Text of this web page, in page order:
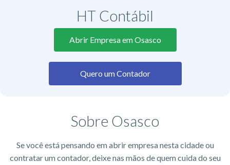
HT Contábil
Abrir Empresa em Osasco
Quero um Contador
Sobre Osasco
Se você está pensando em abrir empresa nesta cidade ou
contratar um contador, deixe nas mãos de quem cuida do seu